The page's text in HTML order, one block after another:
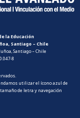
la Educación
Santiago – Chile
Santiago – Chile
8
utilizar el ícono azul de
de letra y navegación